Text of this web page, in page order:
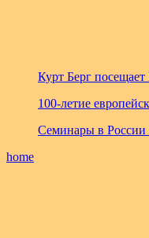
Курт Берг
100-летие
Семинары в России
home